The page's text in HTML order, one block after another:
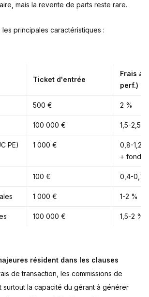
mais la revente de parts reste rare.
principales caractéristiques :
Ticket d'entrée
Frais
perf.)
500 € 2 %
100 000 € 1,5-2,5 %
PE) 1 000 €
0,8-1,2
+ fonds
100 € 0,4-
1 000 € 1-2 %
100 000 € 1,5-2 %
résident dans les clauses
de transaction, les commissions de
surtout la capacité du gérant à générer